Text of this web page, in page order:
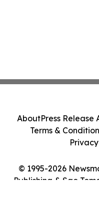
© 1995-2026
Publishing & Sao
AboutPress Release
Terms &